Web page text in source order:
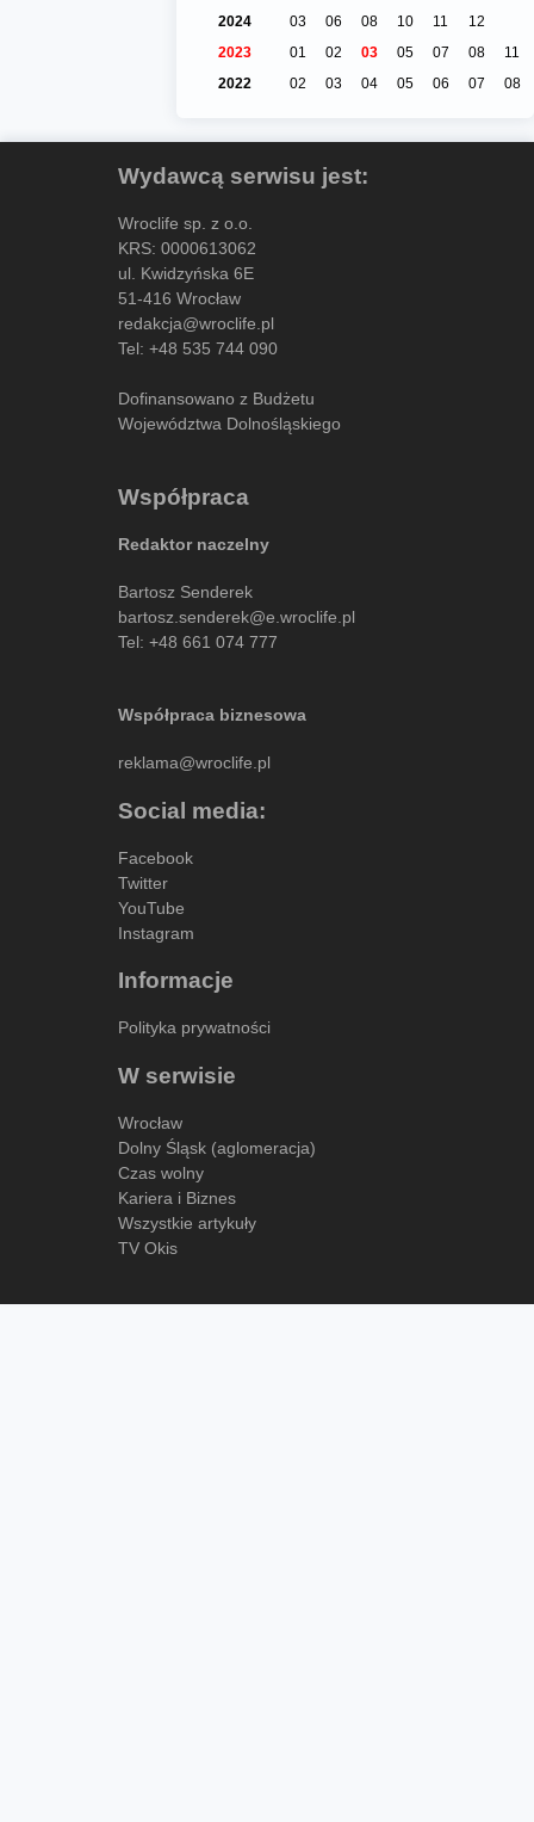
2024
03 06 08 10 11
12
2023
01 02 03 05 07 08
11
2022
02 03 04 05 06 07 08
Wydawcą serwisu jest:
Wroclife sp. z o.o.
KRS: 0000613062
ul. Kwidzyńska 6E
51-416 Wrocław
redakcja@wroclife.pl
Tel: +48 535 744 090
Dofinansowano z Budżetu
Województwa Dolnośląskiego
Współpraca
Redaktor naczelny
Bartosz Senderek
bartosz.senderek@e.wroclife.pl
Tel: +48 661 074 777
Współpraca biznesowa
reklama@wroclife.pl
Social media:
Facebook
Twitter
YouTube
Instagram
Informacje
Polityka prywatności
W serwisie
Wrocław
Dolny Śląsk (aglomeracja)
Czas wolny
Kariera i Biznes
Wszystkie artykuły
TV Okis